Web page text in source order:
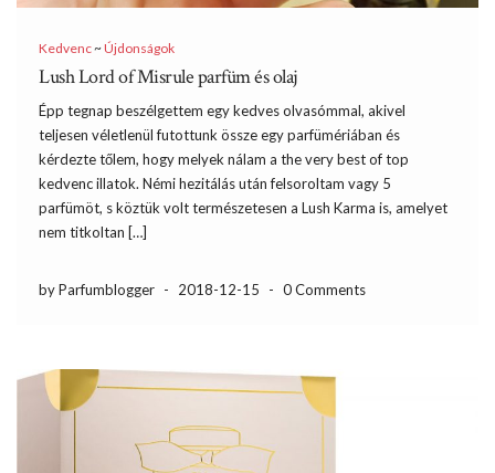
Kedvenc~Újdonságok
Lush Lord of Misrule parfüm és olaj
Épp tegnap beszélgettem egy kedves olvasómmal, akivel
teljesen véletlenül futottunk össze egy parfümériában és
kérdezte tőlem, hogy melyek nálam a the very best of top
kedvenc illatok. Némi hezitálás után felsoroltam vagy 5
parfümöt, s köztük volt természetesen a Lush Karma is, amelyet
nem titkoltan […]
by Parfumblogger - 2018-12-15 - 0 Comments